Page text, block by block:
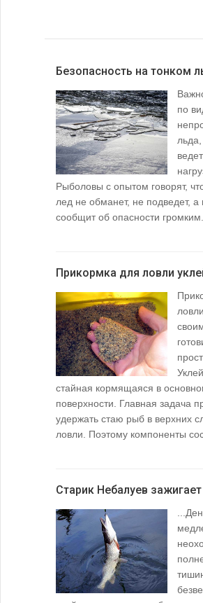
Безопасность на тонком
по
Рыболовы с опытом говорят,
лед не обманет, не подведет, а
сообщит об опасности громким...
Прикормка для ловли
стайная кормящаяся в
поверхности. Главная задача
удержать стаю рыб в верхних
ловли. Поэтому компоненты
Старик Небалуев